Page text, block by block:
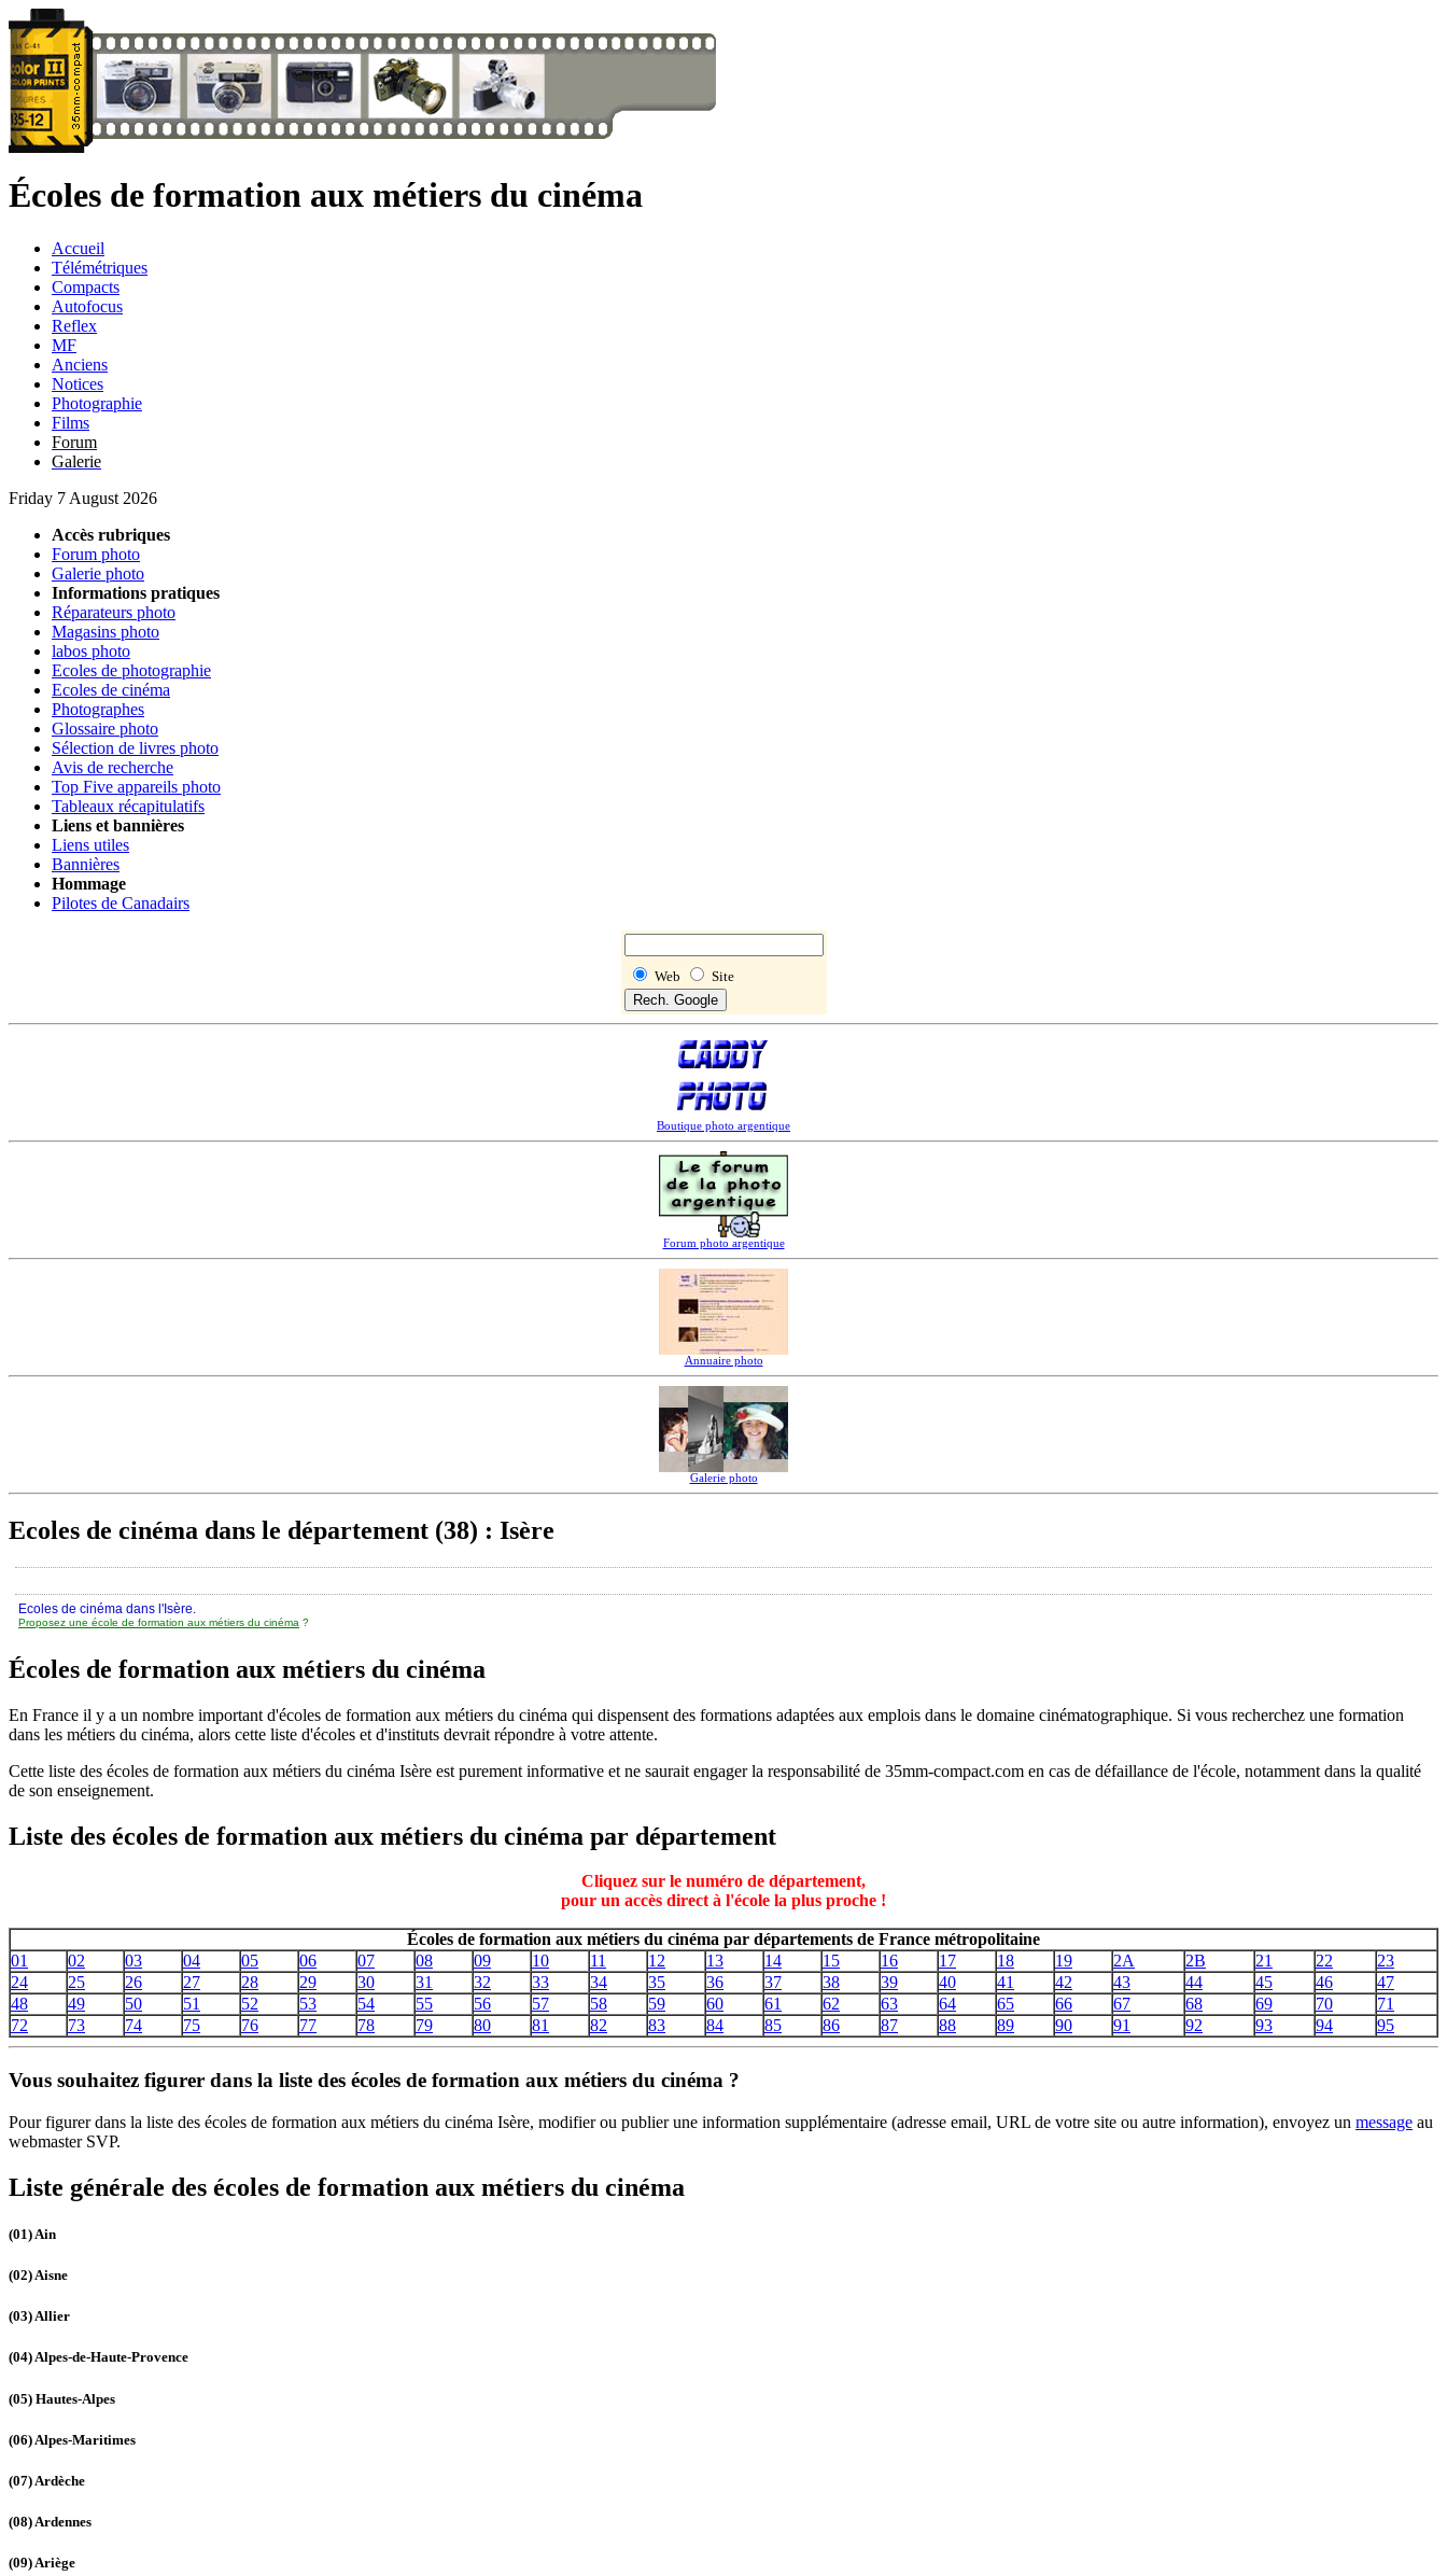
Écoles de formation aux métiers du cinéma
Accueil
Télémétriques
Compacts
Autofocus
Reflex
MF
Anciens
Notices
Photographie
Films
Forum
Galerie
Friday 7 August 2026
Accès rubriques
Forum photo
Galerie photo
Informations pratiques
Réparateurs photo
Magasins photo
labos photo
Ecoles de photographie
Ecoles de cinéma
Photographes
Glossaire photo
Sélection de livres photo
Avis de recherche
Top Five appareils photo
Tableaux récapitulatifs
Liens et bannières
Liens utiles
Bannières
Hommage
Pilotes de Canadairs
Web Site
Boutique photo argentique
Forum photo argentique
Annuaire photo
Galerie photo
Ecoles de cinéma dans le département (38) : Isère
Ecoles de cinéma dans l'Isère.
Proposez une école de formation aux métiers du cinéma ?
Écoles de formation aux métiers du cinéma
En France il y a un nombre important d'écoles de formation aux métiers du cinéma qui dispensent des formations adaptées aux emplois dans le domaine cinématographique. Si vous recherchez une formation
dans les métiers du cinéma, alors cette liste d'écoles et d'instituts devrait répondre à votre attente.
Cette liste des écoles de formation aux métiers du cinéma Isère est purement informative et ne saurait engager la responsabilité de 35mm-compact.com en cas de défaillance de l'école, notamment dans la qualité
de son enseignement.
Liste des écoles de formation aux métiers du cinéma par département
Cliquez sur le numéro de département,
pour un accès direct à l'école la plus proche !
Écoles de formation aux métiers du cinéma par départements de France métropolitaine
01
02 03 04 05 06 07 08 09 10 11 12 13 14 15 16 17 18 19 2A 2B 21 22
23
24
25 26 27 28 29 30 31 32 33 34 35 36 37 38 39 40 41 42 43 44 45 46
47
48
49 50 51 52 53 54 55 56 57 58 59 60 61 62 63 64 65 66 67 68 69 70
71
72
73 74 75 76 77 78 79 80 81 82 83 84 85 86 87 88 89 90 91 92 93 94 95
Vous souhaitez figurer dans la liste des écoles de formation aux métiers du cinéma ?
Pour figurer dans la liste des écoles de formation aux métiers du cinéma Isère, modifier ou publier une information supplémentaire (adresse email, URL de votre site ou autre information), envoyez un message au
webmaster SVP.
Liste générale des écoles de formation aux métiers du cinéma
(01) Ain
(02)Aisne
(03)Allier
(04)Alpes-de-Haute-Provence
(05) Hautes-Alpes
(06) Alpes-Maritimes
(07) Ardèche
(08)Ardennes
(09)Ariège